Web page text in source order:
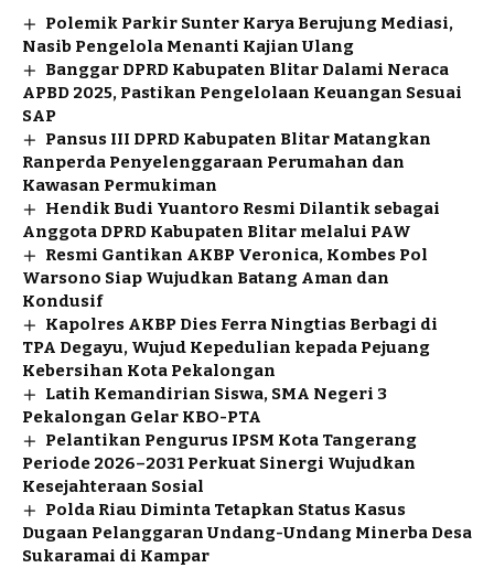
Polemik Parkir Sunter Karya Berujung Mediasi,
Nasib Pengelola Menanti Kajian Ulang
Banggar DPRD Kabupaten Blitar Dalami Neraca
APBD 2025, Pastikan Pengelolaan Keuangan Sesuai
SAP
Pansus III DPRD Kabupaten Blitar Matangkan
Ranperda Penyelenggaraan Perumahan dan
Kawasan Permukiman
Hendik Budi Yuantoro Resmi Dilantik sebagai
Anggota DPRD Kabupaten Blitar melalui PAW
Resmi Gantikan AKBP Veronica, Kombes Pol
Warsono Siap Wujudkan Batang Aman dan
Kondusif
Kapolres AKBP Dies Ferra Ningtias Berbagi di
TPA Degayu, Wujud Kepedulian kepada Pejuang
Kebersihan Kota Pekalongan
Latih Kemandirian Siswa, SMA Negeri 3
Pekalongan Gelar KBO-PTA
Pelantikan Pengurus IPSM Kota Tangerang
Periode 2026–2031 Perkuat Sinergi Wujudkan
Kesejahteraan Sosial
Polda Riau Diminta Tetapkan Status Kasus
Dugaan Pelanggaran Undang-Undang Minerba Desa
Sukaramai di Kampar